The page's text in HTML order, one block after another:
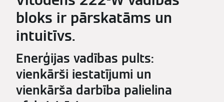
bloks ir pārskatāms un
intuitīvs.
Enerģijas vadības pults:
vienkārši iestatījumi un
vienkārša darbība palielina